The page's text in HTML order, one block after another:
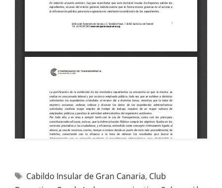
Cabildo Insular de Gran Canaria, Club